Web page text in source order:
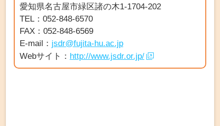
愛知県名古屋市緑区諸の木1-1704-202
TEL：052-848-6570
FAX：052-848-6569
E-mail： jsdr@fujita-hu.ac.jp
Webサイト： http://www.jsdr.or.jp/